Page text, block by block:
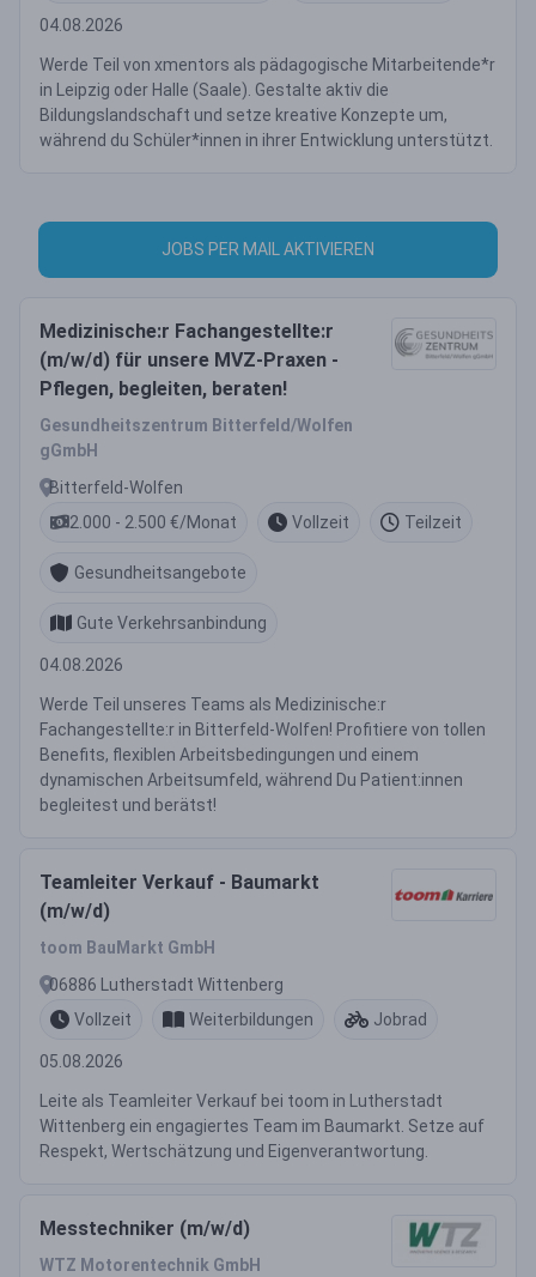
04.08.2026
Werde Teil von xmentors als pädagogische Mitarbeitende*r
in Leipzig oder Halle (Saale). Gestalte aktiv die
Bildungslandschaft und setze kreative Konzepte um,
während du Schüler*innen in ihrer Entwicklung unterstützt.
JOBS PER MAIL AKTIVIEREN
Medizinische:r Fachangestellte:r
(m/w/d) für unsere MVZ-Praxen -
Pflegen, begleiten, beraten!
Gesundheitszentrum Bitterfeld/Wolfen
gGmbH
Bitterfeld-Wolfen
2.000 - 2.500 €/Monat
Vollzeit Teilzeit
Gesundheitsangebote
Gute Verkehrsanbindung
04.08.2026
Werde Teil unseres Teams als Medizinische:r
Fachangestellte:r in Bitterfeld-Wolfen! Profitiere von tollen
Benefits, flexiblen Arbeitsbedingungen und einem
dynamischen Arbeitsumfeld, während Du Patient:innen
begleitest und berätst!
Teamleiter Verkauf - Baumarkt
(m/w/d)
toom BauMarkt GmbH
06886 Lutherstadt Wittenberg
Vollzeit
Weiterbildungen Jobrad
05.08.2026
Leite als Teamleiter Verkauf bei toom in Lutherstadt
Wittenberg ein engagiertes Team im Baumarkt. Setze auf
Respekt, Wertschätzung und Eigenverantwortung.
Messtechniker (m/w/d)
WTZ Motorentechnik GmbH